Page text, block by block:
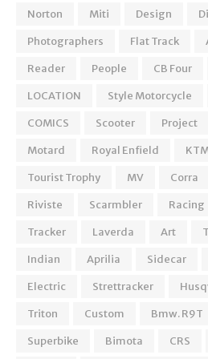
Norton
Miti Design
Photographers
Flat Track
Reader
People CB Four
LOCATION
Style Motorcycle
COMICS
Scooter Project
Motard
Royal Enfield
Tourist Trophy
MV Corra
Riviste
Scarmbler Racing
Tracker
Laverda Art
Indian
Aprilia Sidecar
Electric
Strettracker
Triton
Custom Bmw. R9T
Superbike
Bimota CRS